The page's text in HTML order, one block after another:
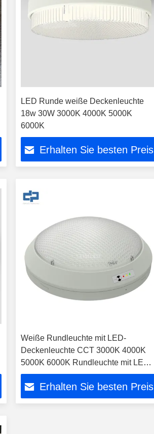
LED Runde weiße Deckenleuchte
18w 30W 3000K 4000K 5000K
6000K
Erhalten Sie besten Preis
Weiße Rundleuchte mit LED-
Deckenleuchte CCT 3000K 4000K
5000K 6000K Rundleuchte mit LED-
Osterleuchte
Erhalten Sie besten Preis